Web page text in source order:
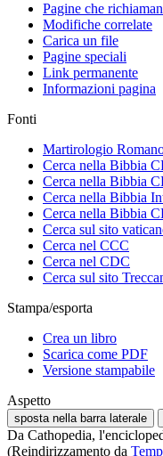
Pagine che
Modifiche correlate
Carica un file
Pagine speciali
Link permanente
Informazioni pagina
Fonti
Martirologio
Cerca nella Bibbia
Cerca nella Bibbia
Cerca nella Bibbia
Cerca nella Bibbia
Cerca sul sito
Cerca nel CCC
Cerca nel CDC
Cerca sul sito
Stampa/esporta
Crea un libro
Scarica come PDF
Versione stampabile
Aspetto
sposta nella barra laterale
Da Cathopedia,
(Reindirizzamento da